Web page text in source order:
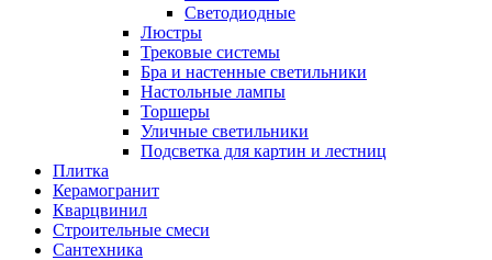
Светодиодные
Люстры
Трековые системы
Бра и настенные светильники
Настольные лампы
Торшеры
Уличные светильники
Подсветка для картин и лестниц
Плитка
Керамогранит
Кварцвинил
Строительные смеси
Сантехника